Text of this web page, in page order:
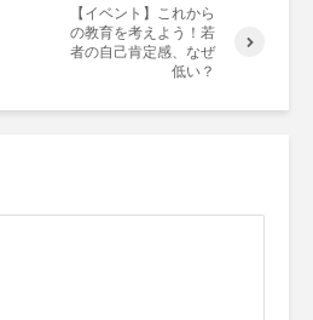
【イベント】これから
の教育を考えよう！若
者の自己肯定感、なぜ
低い？